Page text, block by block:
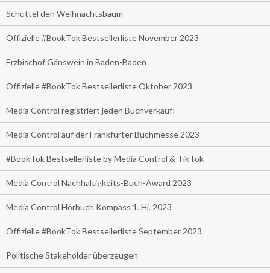
Schüttel den Weihnachtsbaum
Offizielle #BookTok Bestsellerliste November 2023
Erzbischof Gänswein in Baden-Baden
Offizielle #BookTok Bestsellerliste Oktober 2023
Media Control registriert jeden Buchverkauf!
Media Control auf der Frankfurter Buchmesse 2023
#BookTok Bestsellerliste by Media Control & TikTok
Media Control Nachhaltigkeits-Buch-Award 2023
Media Control Hörbuch Kompass 1. Hj. 2023
Offizielle #BookTok Bestsellerliste September 2023
Politische Stakeholder überzeugen